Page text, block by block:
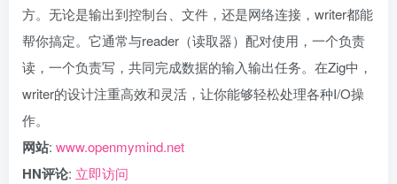
方。无论是输出到控制台、文件，还是网络连接，writer都能
帮你搞定。它通常与reader（读取器）配对使用，一个负责
读，一个负责写，共同完成数据的输入输出任务。在Zig中，
writer的设计注重高效和灵活，让你能够轻松处理各种I/O操
作。
网站: www.openmymind.net
HN评论: 立即访问